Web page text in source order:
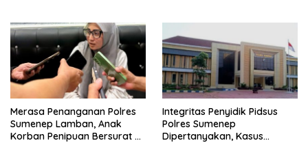
Merasa Penanganan Polres
Sumenep Lamban, Anak
Korban Penipuan Bersurat ke
Integritas Penyidik Pidsus
Polres Sumenep
Dipertanyakan, Kasus